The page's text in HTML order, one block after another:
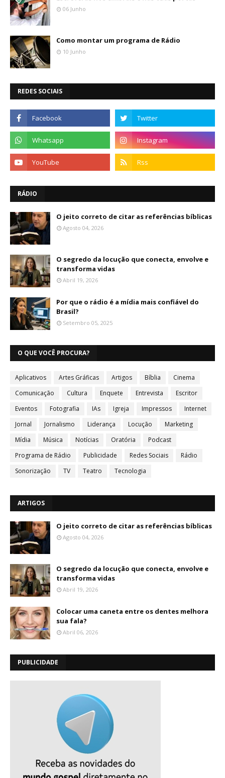
06 Junho
Como montar um programa de Rádio
10 Junho
REDES SOCIAIS
RÁDIO
O jeito correto de citar as referências bíblicas
Agosto 04, 2026
O segredo da locução que conecta, envolve e
transforma vidas
Abril 19, 2026
Por que o rádio é a mídia mais confiável do
Brasil?
Setembro 05, 2025
O QUE VOCÊ PROCURA?
Aplicativos Artes Gráficas Artigos Bíblia
Cinema
Comunicação
Cultura Enquete Entrevista
Escritor
Eventos
Fotografia IAs Igreja Impressos
Internet
Jornal
Jornalismo Liderança Locução
Marketing
Mídia
Música Notícias Oratória
Podcast
Programa de Rádio
Publicidade Redes Sociais
Rádio
Sonorização
TV Teatro Tecnologia
ARTIGOS
O jeito correto de citar as referências bíblicas
Agosto 04, 2026
O segredo da locução que conecta, envolve e
transforma vidas
Abril 19, 2026
Colocar uma caneta entre os dentes melhora
sua fala?
Abril 06, 2026
PUBLICIDADE